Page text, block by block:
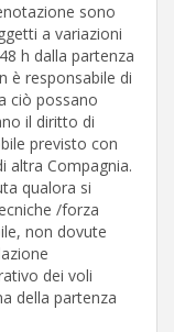
sono
a variazioni
h dalla partenza
è responsabile di
ciò possano
il diritto di
previsto con
altra Compagnia.
qualora si
/forza
non dovute
dei voli
della partenza